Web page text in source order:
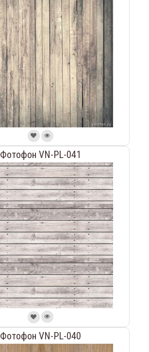
Фотофон VN-PL-041
Фотофон VN-PL-040